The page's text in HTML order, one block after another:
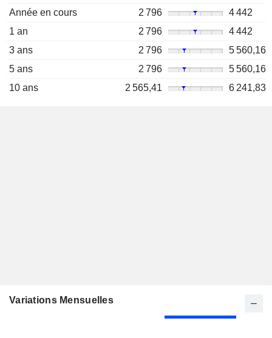
Année en cours
2 796
4 442
1 an
2 796
4 442
3 ans
2 796
5 560,16
5 ans
2 796
5 560,16
10 ans
2 565,41 6 241,83
Variations Mensuelles